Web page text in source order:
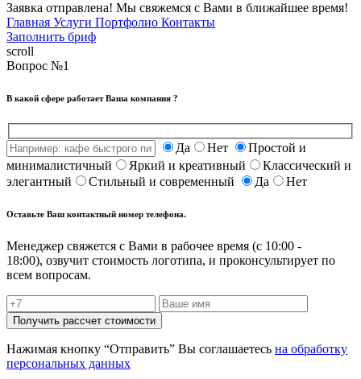
Заявка отправлена! Мы свяжемся с Вами в ближайшее время!
Главная Услуги Портфолио Контакты
Заполнить бриф
scroll
Вопрос №1
В какой сфере работает Ваша компания ?
Да Нет
Простой и
минималистичный
Яркий и креативный
Классический и
элегантный
Стильный и современный Да Нет
Оставьте Ваш контактный номер телефона.
Менеджер свяжется с Вами в рабочее время (с 10:00 -
18:00), озвучит стоимость логотипа, и проконсультирует по
всем вопросам.
Нажимая кнопку “Отправить” Вы соглашаетесь на обработку
персональных данных